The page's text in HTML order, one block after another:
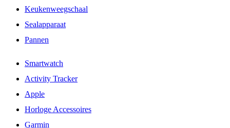
Keukenweegschaal
Sealapparaat
Pannen
Smartwatch
Activity Tracker
Apple
Horloge Accessoires
Garmin